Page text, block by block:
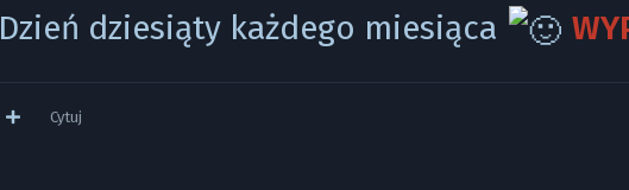
Dzień dziesiąty każdego miesiąca
Cytuj